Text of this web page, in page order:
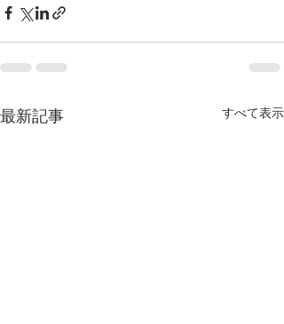
最新記事 すべて表示